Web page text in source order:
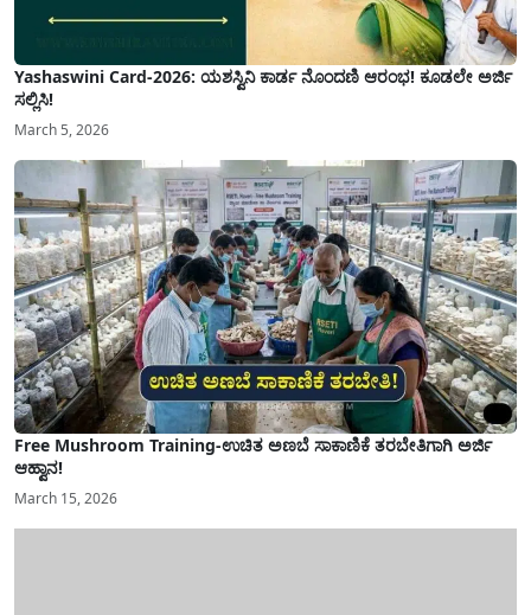
Yashaswini Card-2026: ಯಶಸ್ವಿನಿ ಕಾರ್ಡ ನೊಂದಣಿ ಆರಂಭ! ಕೂಡಲೇ ಅರ್ಜಿ
ಸಲ್ಲಿಸಿ!
March 5, 2026
Free Mushroom Training-ಉಚಿತ ಅಣಬೆ ಸಾಕಾಣಿಕೆ ತರಬೇತಿಗಾಗಿ ಅರ್ಜಿ
ಆಹ್ವಾನ!
March 15, 2026